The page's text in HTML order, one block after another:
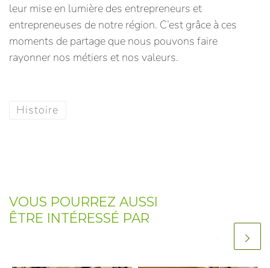
leur mise en lumière des entrepreneurs et
entrepreneuses de notre région. C’est grâce à ces
moments de partage que nous pouvons faire
rayonner nos métiers et nos valeurs.
Histoire
VOUS POURREZ AUSSI
ÊTRE INTÉRESSÉ PAR